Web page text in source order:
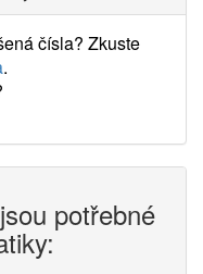
čísla? Zkuste
.
potřebné